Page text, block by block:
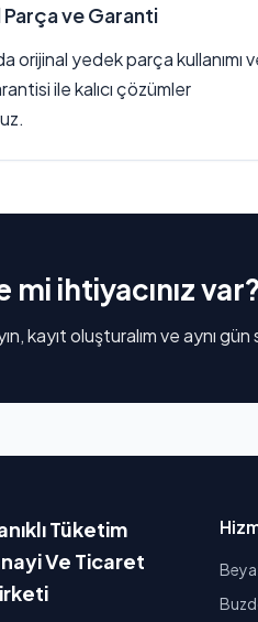
Parça ve Garanti
orijinal yedek parça kullanımı
ile kalıcı çözümler
mi ihtiyacınız var?
kayıt oluşturalım ve aynı gün
Tüketim
Ve Ticaret